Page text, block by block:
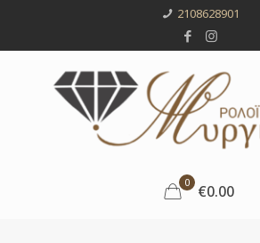
2108628901
0 €0.00